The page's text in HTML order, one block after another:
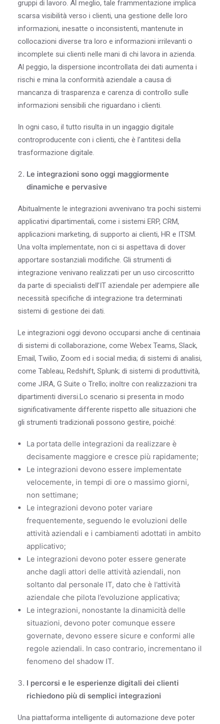
gruppi di lavoro. Al meglio, tale frammentazione implica
scarsa visibilità verso i clienti, una gestione delle loro
informazioni, inesatte o inconsistenti, mantenute in
collocazioni diverse tra loro e informazioni irrilevanti o
incomplete sui clienti nelle mani di chi lavora in azienda.
Al peggio, la dispersione incontrollata dei dati aumenta i
rischi e mina la conformità aziendale a causa di
mancanza di trasparenza e carenza di controllo sulle
informazioni sensibili che riguardano i clienti.
In ogni caso, il tutto risulta in un ingaggio digitale
controproducente con i clienti, che è l’antitesi della
trasformazione digitale.
Le integrazioni sono oggi maggiormente
dinamiche e pervasive
Abitualmente le integrazioni avvenivano tra pochi sistemi
applicativi dipartimentali, come i sistemi ERP, CRM,
applicazioni marketing, di supporto ai clienti, HR e ITSM.
Una volta implementate, non ci si aspettava di dover
apportare sostanziali modifiche. Gli strumenti di
integrazione venivano realizzati per un uso circoscritto
da parte di specialisti dell’IT aziendale per adempiere alle
necessità specifiche di integrazione tra determinati
sistemi di gestione dei dati.
Le integrazioni oggi devono occuparsi anche di centinaia
di sistemi di collaborazione, come Webex Teams, Slack,
Email, Twilio, Zoom ed i social media; di sistemi di analisi,
come Tableau, Redshift, Splunk; di sistemi di produttività,
come JIRA, G Suite o Trello; inoltre con realizzazioni tra
dipartimenti diversi.Lo scenario si presenta in modo
significativamente differente rispetto alle situazioni che
gli strumenti tradizionali possono gestire, poiché:
La portata delle integrazioni da realizzare è
decisamente maggiore e cresce più rapidamente;
Le integrazioni devono essere implementate
velocemente, in tempi di ore o massimo giorni,
non settimane;
Le integrazioni devono poter variare
frequentemente, seguendo le evoluzioni delle
attività aziendali e i cambiamenti adottati in ambito
applicativo;
Le integrazioni devono poter essere generate
anche dagli attori delle attività aziendali, non
soltanto dal personale IT, dato che è l’attività
aziendale che pilota l’evoluzione applicativa;
Le integrazioni, nonostante la dinamicità delle
situazioni, devono poter comunque essere
governate, devono essere sicure e conformi alle
regole aziendali. In caso contrario, incrementano il
fenomeno del shadow IT.
I percorsi e le esperienze digitali dei clienti
richiedono più di semplici integrazioni
Una piattaforma intelligente di automazione deve poter